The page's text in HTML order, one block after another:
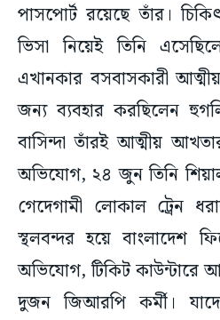
পাসপোর্ট রয়েছে তাঁর।
ভিসা নিয়েই তিনি
এখানকার বসবাসকারী
জন্য ব্যবহার করছিলেন
বাসিন্দা তাঁরই আত্মীয়
অভিযোগ, ২৪ জুন তিনি
গেদেগামী লোকাল ট্রেন
স্থলবন্দর হয়ে বাংলাদেশ
অভিযোগ, টিকিট কাউন্টারে
দুজন জিআরপি কর্মী।